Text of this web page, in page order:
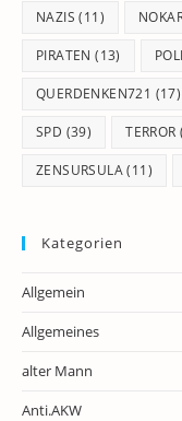
NAZIS (11)
PIRATEN (13)
QUERDENKEN721 (17)
SPD (39) TERROR
ZENSURSULA(11)
Kategorien
Allgemein
Allgemeines
alter Mann
Anti.AKW